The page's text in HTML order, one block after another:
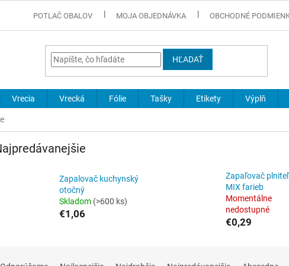
POTLAČ OBALOV MOJA OBJEDNÁVKA OBCHODNÉ
HĽADAŤ
Vrecia Vrecká Fólie Tašky Etikety Výplň
Zapalovač kuchynský
otočný
Skladom (>600 ks)
€1,06
Zapaľovač
MIX farieb
Momentálne
nedostupné
€0,29